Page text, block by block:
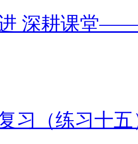
深耕课堂——
习（练习十五